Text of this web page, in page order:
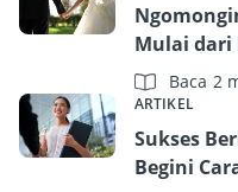
Mulai dari
Baca 2
ARTIKEL
Sukses
Begini